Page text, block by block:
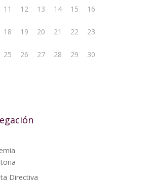
11 12 13 14 15 16
18 19 20 21 22 23
25 26 27 28 29 30
Directiva